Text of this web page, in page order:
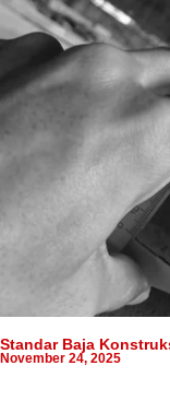
Standar Baja
November 24, 2025